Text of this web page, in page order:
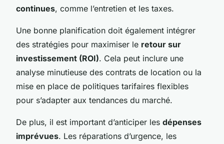
continues, comme l’entretien et les taxes.
Une bonne planification doit également intégrer
des stratégies pour maximiser le retour sur
investissement (ROI). Cela peut inclure une
analyse minutieuse des contrats de location ou la
mise en place de politiques tarifaires flexibles
pour s’adapter aux tendances du marché.
De plus, il est important d’anticiper les dépenses
imprévues. Les réparations d’urgence, les